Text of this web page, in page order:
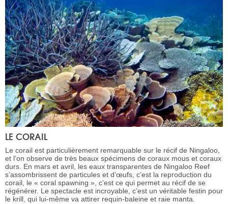
LE CORAIL
Le corail est particulièrement remarquable sur le récif de Ningaloo,
et l’on observe de très beaux spécimens de coraux mous et coraux
durs. En mars et avril, les eaux transparentes de Ningaloo Reef
s’assombrissent de particules et d’œufs, c’est la reproduction du
corail, le « coral spawning », c’est ce qui permet au récif de se
régénérer. Le spectacle est incroyable, c’est un véritable festin pour
le krill, qui lui-même va attirer requin-baleine et raie manta.